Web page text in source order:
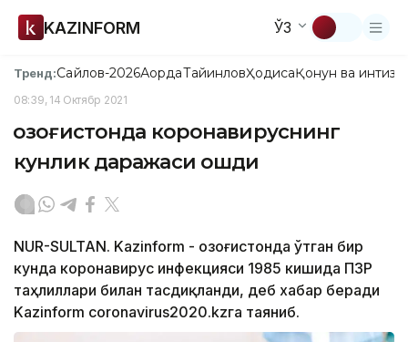
KAZINFORM ЎЗ
Тренд:Сайлов-2026АқордаТайинловҲодисаҚонун ва
08:39, 14 Октябр 2021
Қозоғистонда коронавируснинг
кунлик даражаси ошди
NUR-SULTAN. Kazinform - Қозоғистонда ўтган бир
кунда коронавирус инфекцияси 1985 кишида ПЗР
таҳлиллари билан тасдиқланди, деб хабар беради
Kazinform coronavirus2020.kzга таяниб.